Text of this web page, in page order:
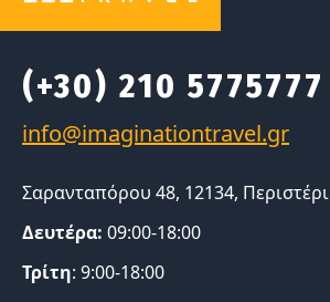
(+30) 210 5775777
Σαρανταπόρου 48, 12134, Περιστέρι
Δευτέρα: 09:00-18:00
Τρίτη: 9:00-18:00